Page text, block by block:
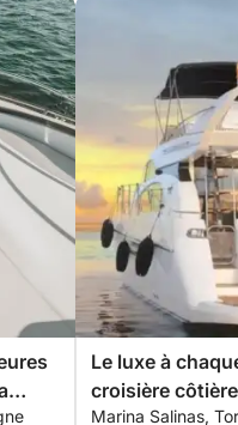
Le luxe à
croisière
Marina Salinas,